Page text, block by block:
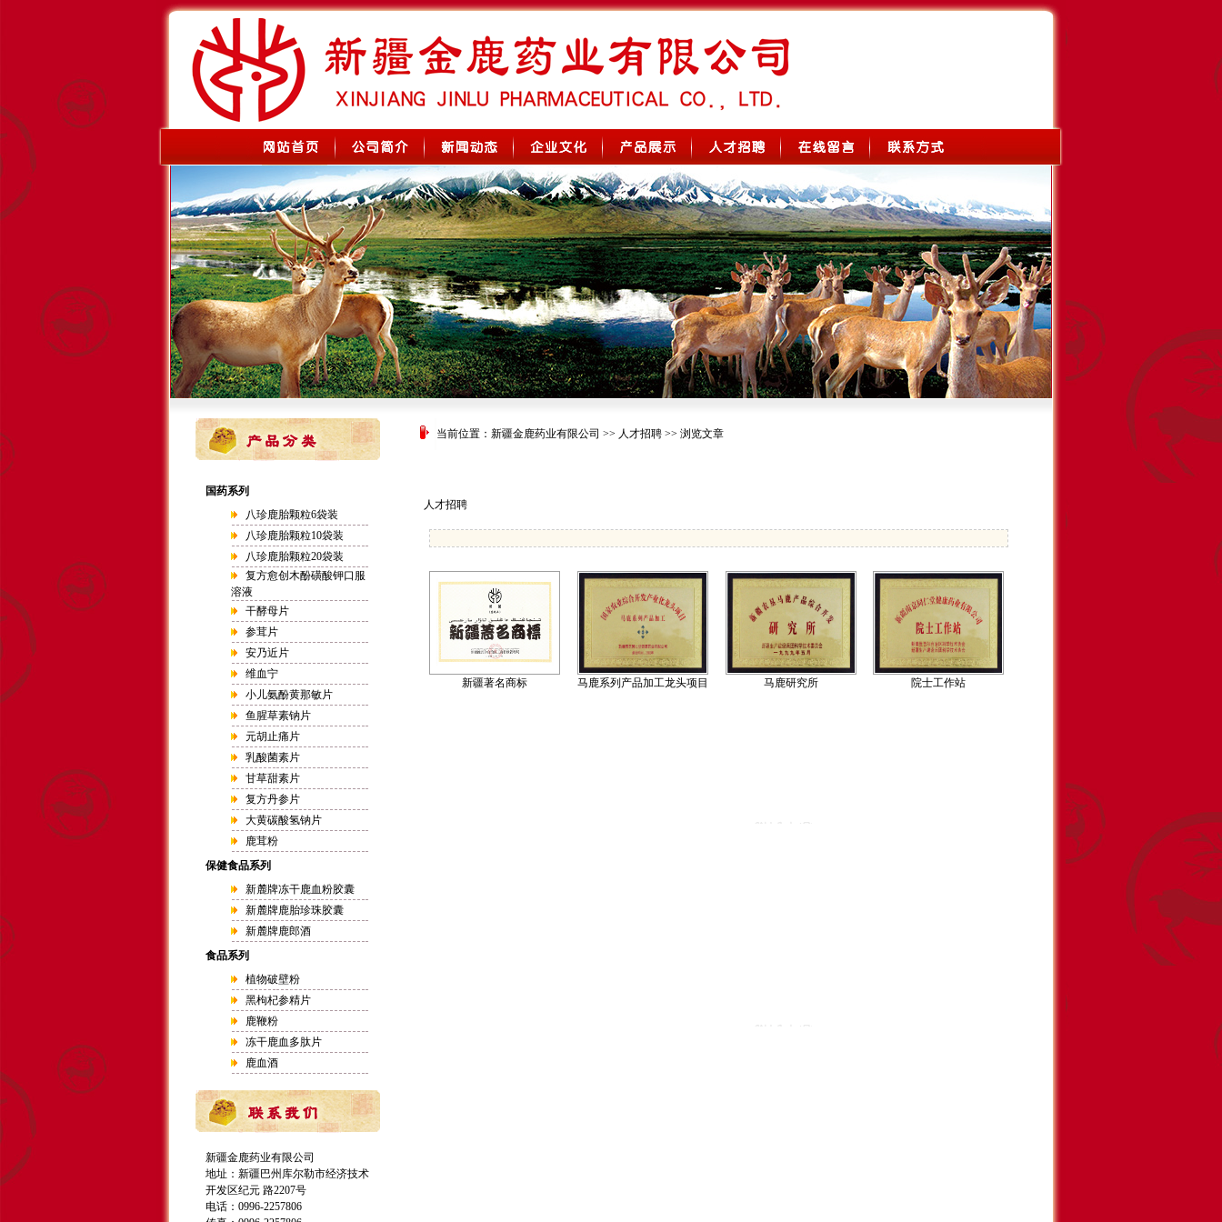
国药系列
八珍鹿胎颗粒6袋装
八珍鹿胎颗粒10袋装
八珍鹿胎颗粒20袋装
复方愈创木酚磺酸钾口服
溶液
干酵母片
参茸片
安乃近片
维血宁
小儿氨酚黄那敏片
鱼腥草素钠片
元胡止痛片
乳酸菌素片
甘草甜素片
复方丹参片
大黄碳酸氢钠片
鹿茸粉
保健食品系列
新麓牌冻干鹿血粉胶囊
新麓牌鹿胎珍珠胶囊
新麓牌鹿郎酒
食品系列
植物破壁粉
黑枸杞参精片
鹿鞭粉
冻干鹿血多肽片
鹿血酒
新疆金鹿药业有限公司
地址：新疆巴州库尔勒市经济技术
开发区纪元 路2207号
电话：0996-2257806
当前位置： 新疆金鹿药业有限公司 >> 人才招聘>> 浏览文章
人才招聘
新疆著名商标 马鹿系列产品加工龙头项目 马鹿研究所 院士工作站